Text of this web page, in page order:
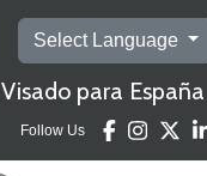
Select Language
para
Follow Us